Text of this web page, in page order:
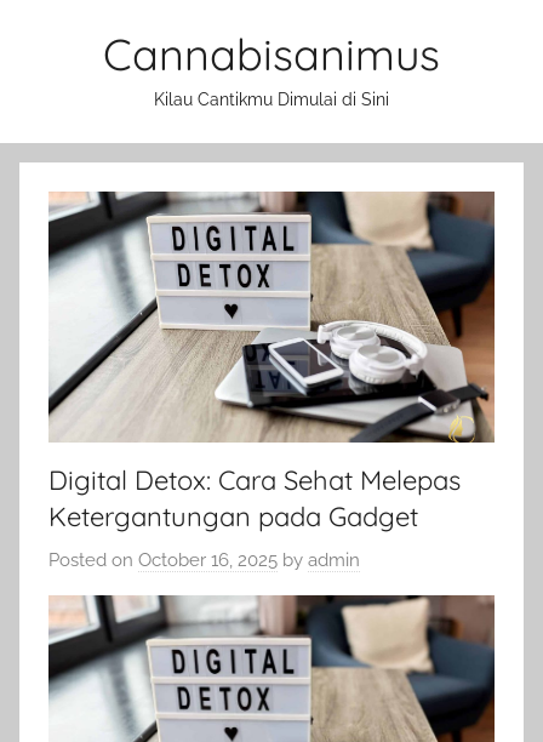
Cannabisanimus
Kilau Cantikmu Dimulai di Sini
Digital Detox: Cara Sehat Melepas
Ketergantungan pada Gadget
Posted on October 16, 2025 by admin